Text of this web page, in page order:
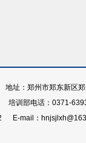
址：郑州市郑东新区
培训部电话：0371-
E-mail：